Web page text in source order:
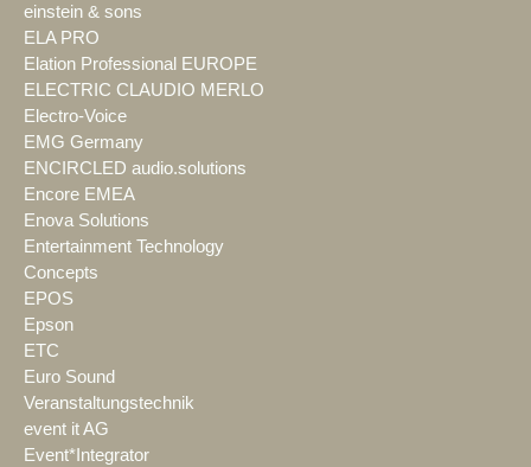
einstein & sons
ELA PRO
Elation Professional EUROPE
ELECTRIC CLAUDIO MERLO
Electro-Voice
EMG Germany
ENCIRCLED audio.solutions
Encore EMEA
Enova Solutions
Entertainment Technology
Concepts
EPOS
Epson
ETC
Euro Sound
Veranstaltungstechnik
event it AG
Event*Integrator